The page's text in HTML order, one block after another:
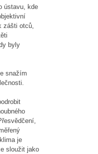
ústavu, kde
zášti otců,
byly
snažím
je
sloužit jako